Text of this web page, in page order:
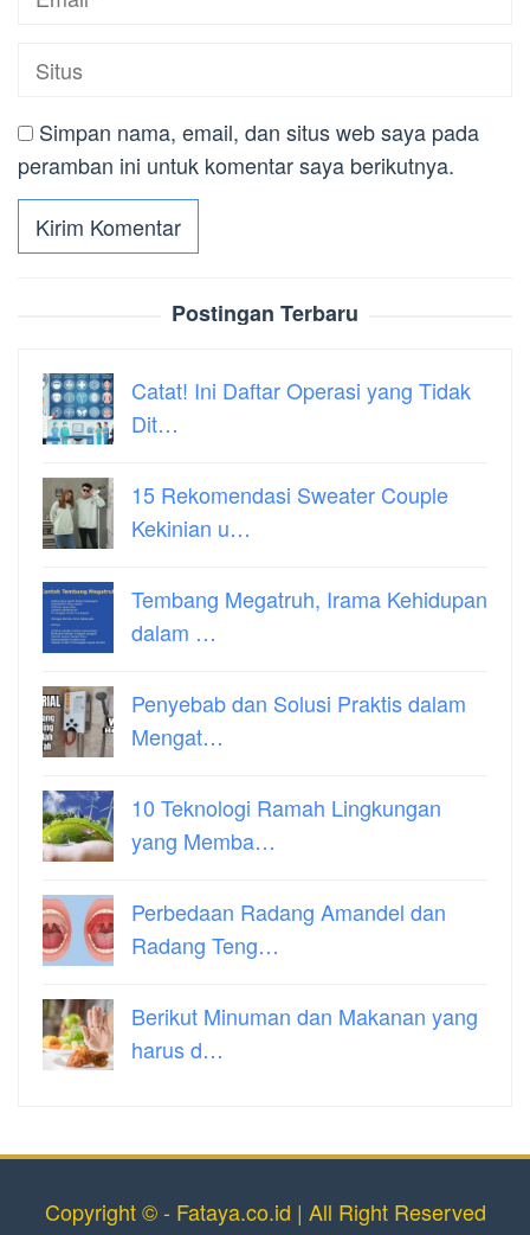
Simpan nama, email, dan situs web saya pada
peramban ini untuk komentar saya berikutnya.
Postingan Terbaru
Catat! Ini Daftar Operasi yang Tidak
Dit…
15 Rekomendasi Sweater Couple
Kekinian u…
Tembang Megatruh, Irama Kehidupan
dalam …
Penyebab dan Solusi Praktis dalam
Mengat…
10 Teknologi Ramah Lingkungan
yang Memba…
Perbedaan Radang Amandel dan
Radang Teng…
Berikut Minuman dan Makanan yang
harus d…
Copyright © - Fataya.co.id | All Right Reserved